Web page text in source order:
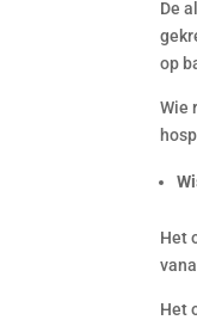
De
op
Wie
Het
Het